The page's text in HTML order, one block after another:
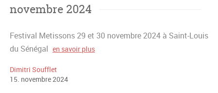
novembre 2024
Festival Metissons 29 et 30 novembre 2024 à Saint-Louis
du Sénégal en savoir plus
Dimitri Soufflet
15. novembre2024